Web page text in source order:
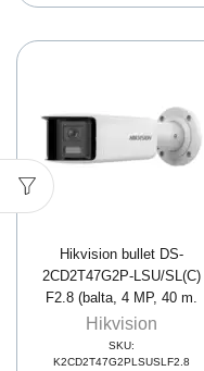
Hikvision bullet DS-
2CD2T47G2P-LSU/SL(C)
F2.8 (balta, 4 MP, 40 m.
IR; 40 m. LED, ColorVu)
Hikvision
SKU:
K2CD2T47G2PLSUSLF2.8